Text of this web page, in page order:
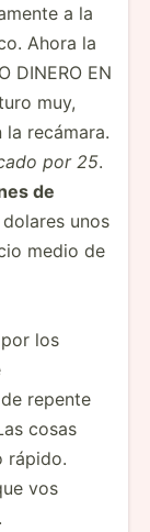
a la
Ahora la
DINERO EN
muy,
recámara.
por 25.
de
unos
medio de
los
repente
cosas
rápido.
vos